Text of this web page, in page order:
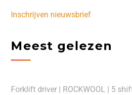
Inschrijven nieuwsbrief
Meest gelezen
Forklift driver | ROCKWOOL | 5